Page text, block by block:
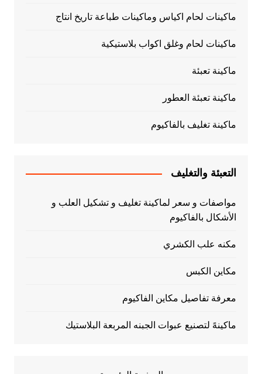
ماكينات لحام اكياس وماكينات طباعة تاريخ انتاج
ماكينات لحام وغلق اكواب بلاستيكية
ماكينة تعبئة
ماكينة تعبئة العطور
ماكينة تغليف بالفاكيوم
التعبئة والتغليف
مواصفات و سعر لماكينة تغليف و تشكيل العلب و
الأشكال بالفاكيوم
مكنه علب الكشري
مكاين الكبس
معرفة تفاصيل مكاين الفاكيوم
ماكينهً لتصنيع عبوات الجبنه المربعة البلاستيك